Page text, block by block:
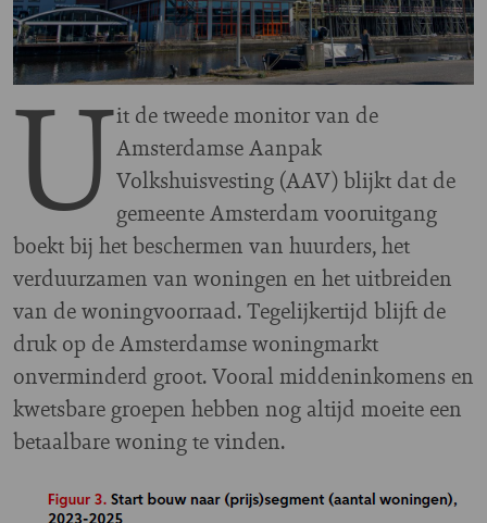
Uit de tweede monitor van de
Amsterdamse Aanpak
Volkshuisvesting (AAV) blijkt dat de
gemeente Amsterdam vooruitgang
boekt bij het beschermen van huurders, het
verduurzamen van woningen en het uitbreiden
van de woningvoorraad. Tegelijkertijd blijft de
druk op de Amsterdamse woningmarkt
onverminderd groot. Vooral middeninkomens en
kwetsbare groepen hebben nog altijd moeite een
betaalbare woning te vinden.
Image